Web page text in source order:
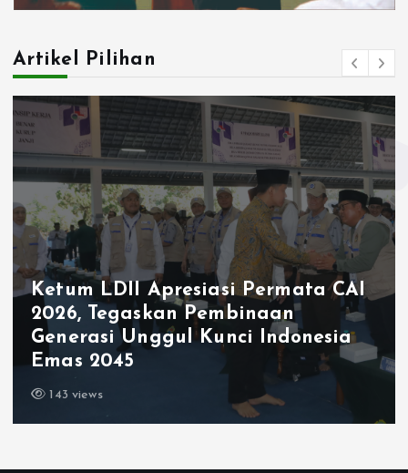
Artikel Pilihan
Ketum LDII Apresiasi Permata CAI
2026, Tegaskan Pembinaan
Generasi Unggul Kunci Indonesia
Emas 2045
143 views